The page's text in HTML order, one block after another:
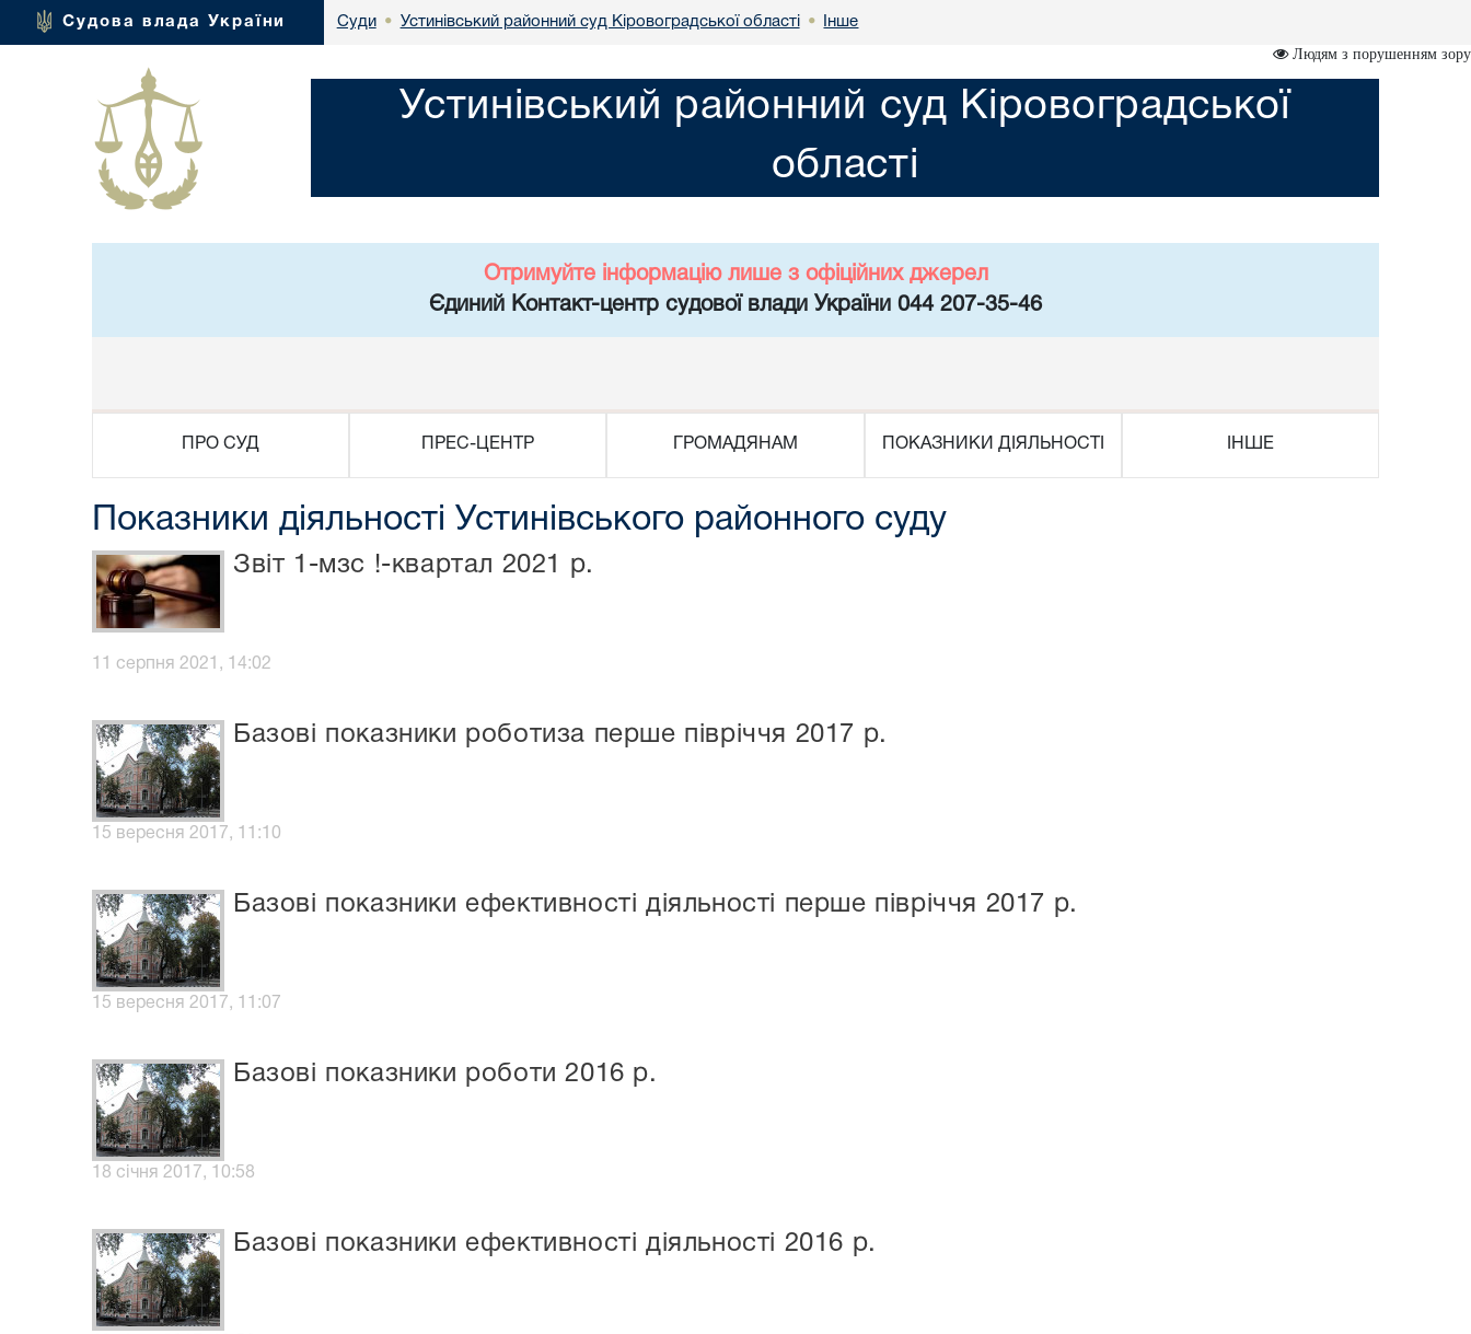
Судова влада України Суди • Устинівський районний суд Кіровоградської області • Інше
Людям з порушенням зору
Устинівський районний суд Кіровоградської
області
Отримуйте інформацію лише з офіційних джерел
Єдиний Контакт-центр судової влади України 044 207-35-46
ПРО СУД ПРЕС-ЦЕНТР ГРОМАДЯНАМ ПОКАЗНИКИ ДІЯЛЬНОСТІ ІНШЕ
Показники діяльності Устинівського районного суду
Звіт 1-мзс !-квартал 2021 р.
11 серпня 2021, 14:02
Базові показники роботиза перше півріччя 2017 р.
15 вересня 2017, 11:10
Базові показники ефективності діяльності перше півріччя 2017 р.
15 вересня 2017, 11:07
Базові показники роботи 2016 р.
18 січня 2017, 10:58
Базові показники ефективності діяльності 2016 р.